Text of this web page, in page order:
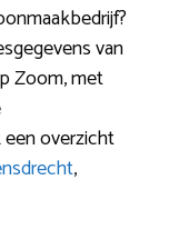
van
Zoom, met
overzicht
,